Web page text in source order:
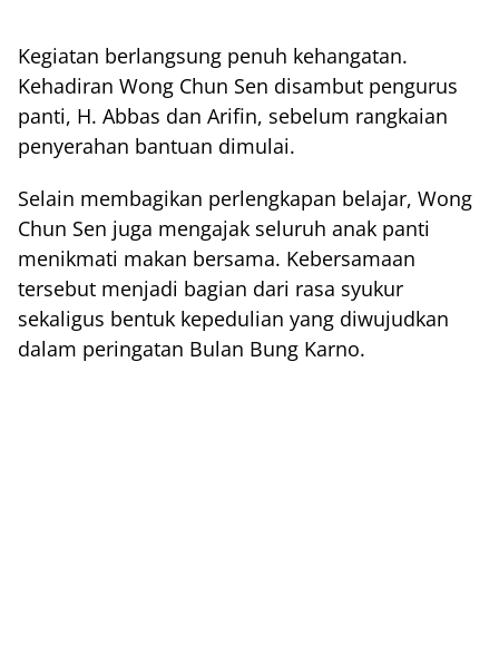
Kegiatan berlangsung penuh kehangatan.
Kehadiran Wong Chun Sen disambut pengurus
panti, H. Abbas dan Arifin, sebelum rangkaian
penyerahan bantuan dimulai.
Selain membagikan perlengkapan belajar, Wong
Chun Sen juga mengajak seluruh anak panti
menikmati makan bersama. Kebersamaan
tersebut menjadi bagian dari rasa syukur
sekaligus bentuk kepedulian yang diwujudkan
dalam peringatan Bulan Bung Karno.